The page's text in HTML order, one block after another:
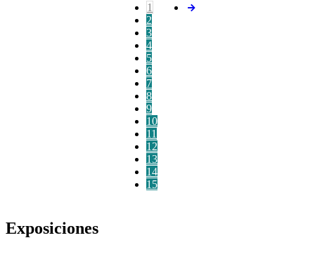
1
2
3
4
5
6
7
8
9
10
11
12
13
14
15
Exposiciones